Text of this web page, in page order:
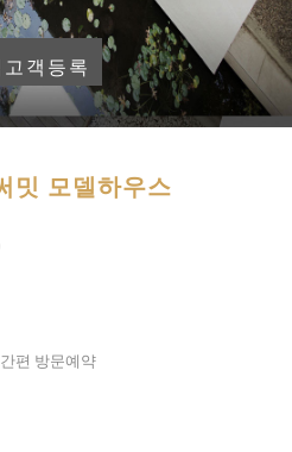
고객등록
밋 모델하우스
편 방문예약